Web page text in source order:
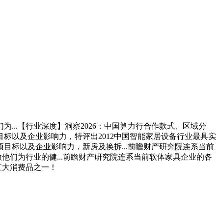
【行业深度】洞察2026：中国算力行合作款式、区域分
以及企业影响力，特评出2012中国智能家居设备行业最具实
标以及企业影响力，新房及换拆...前瞻财产研究院连系当前
们为行业的健...前瞻财产研究院连系当前软体家具企业的各
消费品之一！